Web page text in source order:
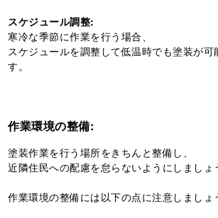
スケジュール調整:
寒冷な季節に作業を行う場合、
スケジュールを調整して低温時でも塗装が可
す。
作業環境の整備:
塗装作業を行う場所をきちんと整備し、
近隣住民への配慮を怠らないようにしましょ
作業環境の整備には以下の点に注意しましょ